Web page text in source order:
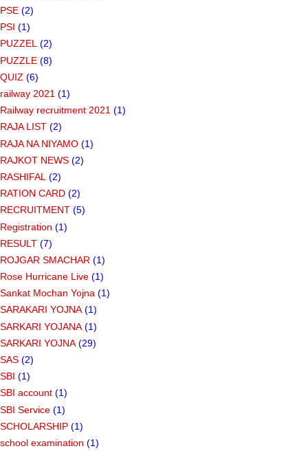
PSE (2)
PSI (1)
PUZZEL (2)
PUZZLE (8)
QUIZ (6)
railway 2021 (1)
Railway recruitment 2021 (1)
RAJA LIST (2)
RAJA NA NIYAMO (1)
RAJKOT NEWS (2)
RASHIFAL (2)
RATION CARD (2)
RECRUITMENT (5)
Registration (1)
RESULT (7)
ROJGAR SMACHAR (1)
Rose Hurricane Live (1)
Sankat Mochan Yojna (1)
SARAKARI YOJNA (1)
SARKARI YOJANA (1)
SARKARI YOJNA (29)
SAS (2)
SBI (1)
SBI account (1)
SBI Service (1)
SCHOLARSHIP (1)
school examination (1)